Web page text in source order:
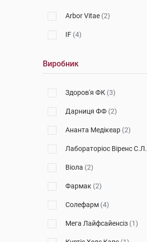
Arbor Vitae (2)
IF (4)
Виробник
Здоров'я ФК (3)
Дарниця ФФ (2)
Ананта Медікеар (2)
Лабораторіос Віренс С.Л.
Віола (2)
Фармак (2)
Солефарм (4)
Мега Лайфсайенсіз (1)